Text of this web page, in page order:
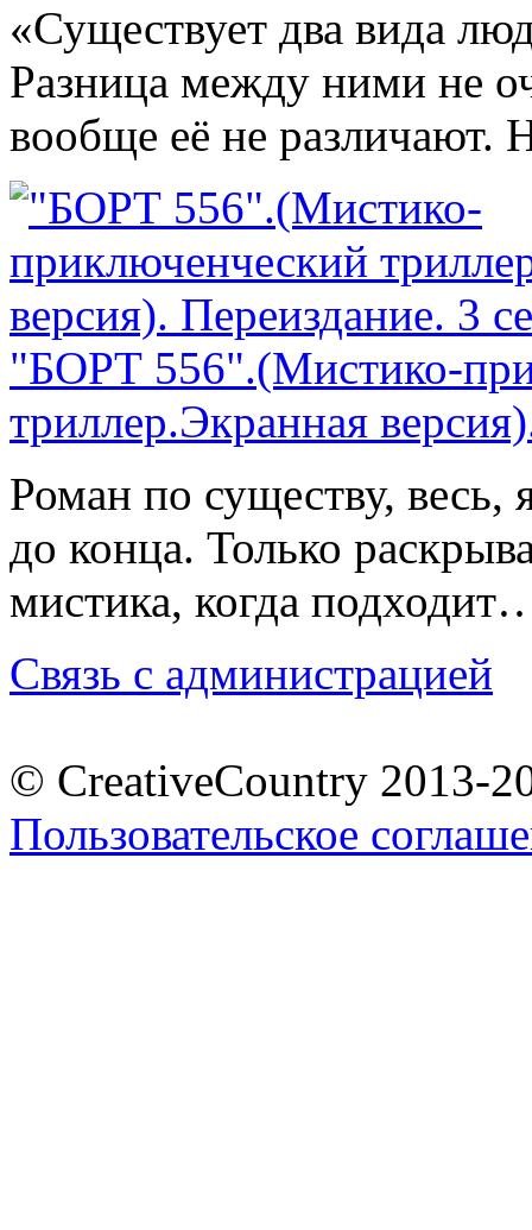
«Существует два вида
Разница между ними не
вообще её не
"БОРТ 556".(Мистико-
триллер.Экранная
Роман по существу, весь,
до конца. Только
мистика, когда
Связь с администрацией
© CreativeCountry 2013-
Пользовательское